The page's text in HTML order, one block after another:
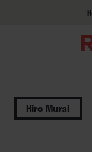
Hiro Murai